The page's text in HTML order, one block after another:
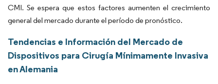
CMI. Se espera que estos factores aumenten el crecimiento
general del mercado durante el período de pronóstico.
Tendencias e Información del Mercado de
Dispositivos para Cirugía Mínimamente Invasiva
en Alemania